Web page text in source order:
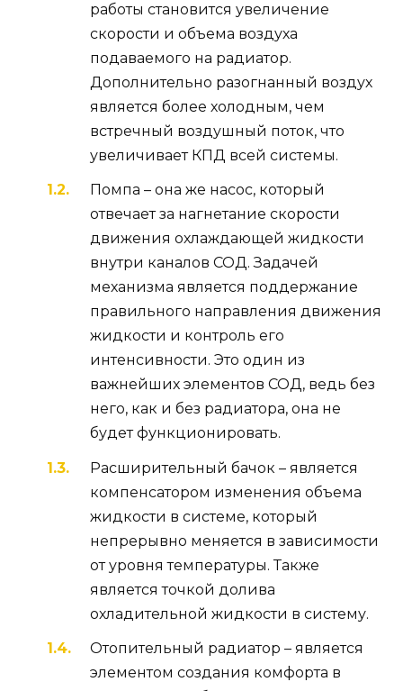
работы становится увеличение
скорости и объема воздуха
подаваемого на радиатор.
Дополнительно разогнанный воздух
является более холодным, чем
встречный воздушный поток, что
увеличивает КПД всей системы.
Помпа – она же насос, который
отвечает за нагнетание скорости
движения охлаждающей жидкости
внутри каналов СОД. Задачей
механизма является поддержание
правильного направления движения
жидкости и контроль его
интенсивности. Это один из
важнейших элементов СОД, ведь без
него, как и без радиатора, она не
будет функционировать.
Расширительный бачок – является
компенсатором изменения объема
жидкости в системе, который
непрерывно меняется в зависимости
от уровня температуры. Также
является точкой долива
охладительной жидкости в систему.
Отопительный радиатор – является
элементом создания комфорта в